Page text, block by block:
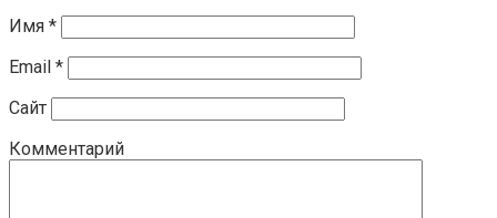
Имя *
Email *
Сайт
Комментарий